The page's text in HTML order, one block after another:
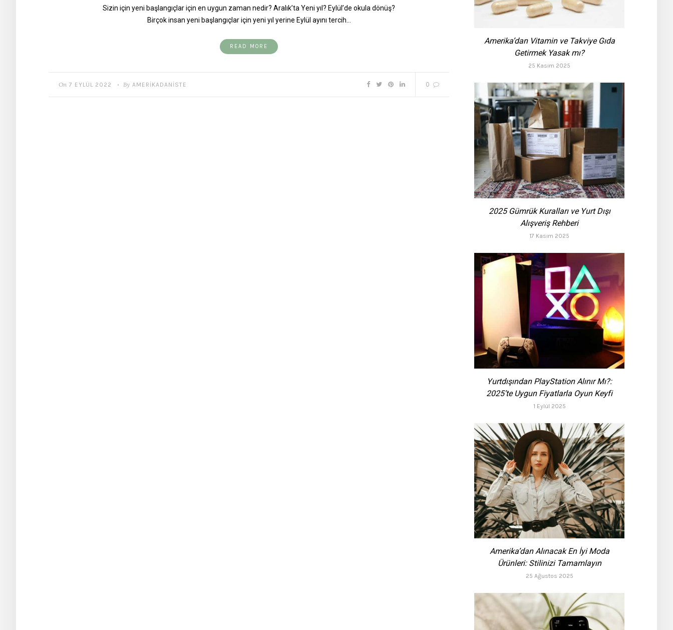
Sizin için yeni başlangıçlar için en uygun zaman nedir? Aralık’ta Yeni yıl? Eylül’de okula dönüş?
Birçok insan yeni başlangıçlar için yeni yıl yerine Eylül ayını tercih…
READ MORE
On 7 EYLÜL 2022 • By AMERIKADANISTE 0
Amerika’dan Vitamin ve Takviye Gıda
Getirmek Yasak mı?
25 Kasım 2025
2025 Gümrük Kuralları ve Yurt Dışı
Alışveriş Rehberi
17 Kasım 2025
Yurtdışından PlayStation Alınır Mı?:
2025’te Uygun Fiyatlarla Oyun Keyfi
1 Eylül 2025
Amerika’dan Alınacak En İyi Moda
Ürünleri: Stilinizi Tamamlayın
25 Ağustos 2025